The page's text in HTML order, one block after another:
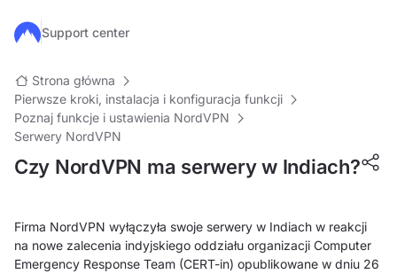
Przejdź do głównej treści
Support center
Strona główna
Pierwsze kroki, instalacja i konfiguracja funkcji
Poznaj funkcje i ustawienia NordVPN
Serwery NordVPN
Czy NordVPN ma serwery w Indiach?
Firma NordVPN wyłączyła swoje serwery w Indiach w reakcji
na nowe zalecenia indyjskiego oddziału organizacji Computer
Emergency Response Team (CERT-in) opublikowane w dniu 26